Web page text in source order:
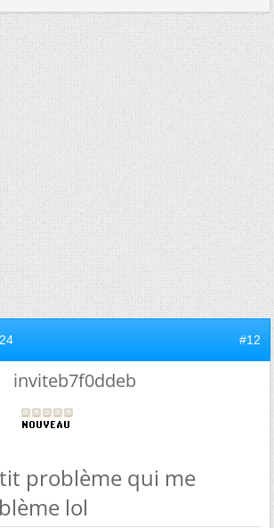
#12
inviteb7f0ddeb
problème qui me
lol